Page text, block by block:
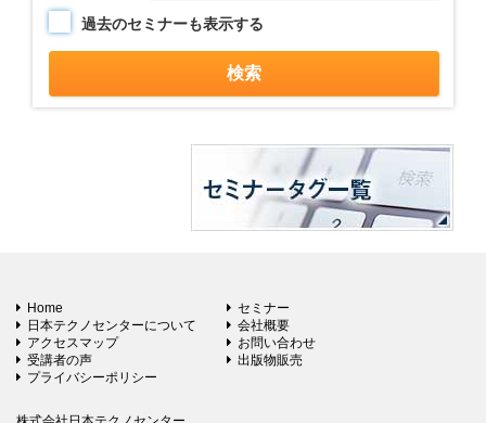
過去のセミナーも表示する
Home
セミナー
日本テクノセンターについて
会社概要
アクセスマップ
お問い合わせ
受講者の声
出版物販売
プライバシーポリシー